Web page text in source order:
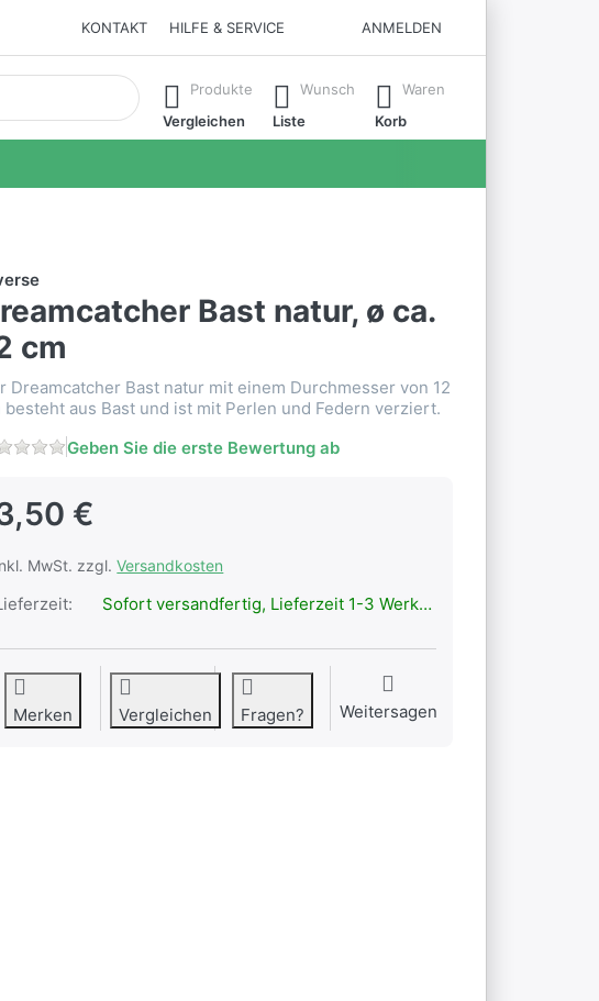
KONTAKT HILFE & SERVICE ANMELDEN
automatisch erste Ergebnisse. Drücken Sie die Eingabetaste, um
Produkte
Vergleichen
Wunsch
Liste
Waren
Korb
Bast natur, ø ca.
cm
Dreamcatcher Bast natur mit einem Durchmesser von 12
besteht aus Bast und ist mit Perlen und Federn verziert.
Geben Sie die erste Bewertung ab
€
MwSt. zzgl.Versandkosten
Sofort versandfertig, Lieferzeit 1-3 Werktage.
Merken Vergleichen Fragen? Weitersagen